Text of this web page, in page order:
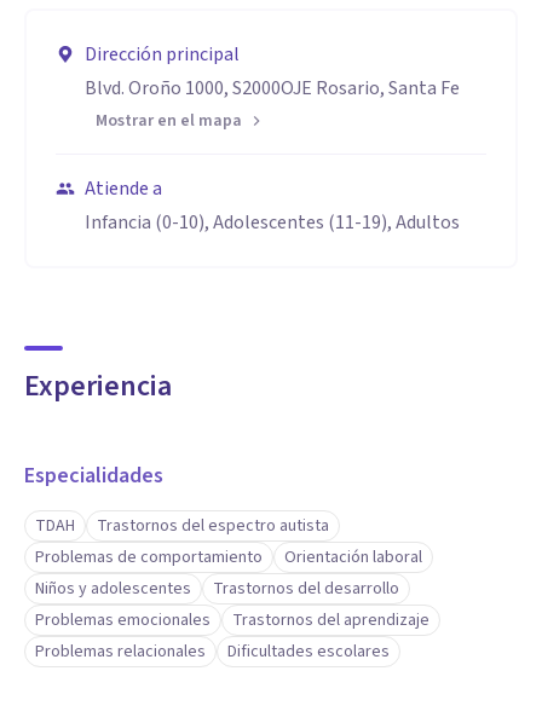
Dirección principal
Blvd. Oroño 1000, S2000OJE Rosario, Santa Fe
Mostrar en el mapa
Atiende a
Infancia (0-10), Adolescentes (11-19), Adultos
Experiencia
Especialidades
TDAH
Trastornos del espectro autista
Problemas de comportamiento
Orientación laboral
Niños y adolescentes
Trastornos del desarrollo
Problemas emocionales
Trastornos del aprendizaje
Problemas relacionales
Dificultades escolares